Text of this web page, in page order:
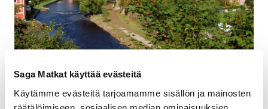
Saga Matkat käyttää evästeitä
Käytämme evästeitä tarjoamamme sisällön ja mainosten
Praha Top 5